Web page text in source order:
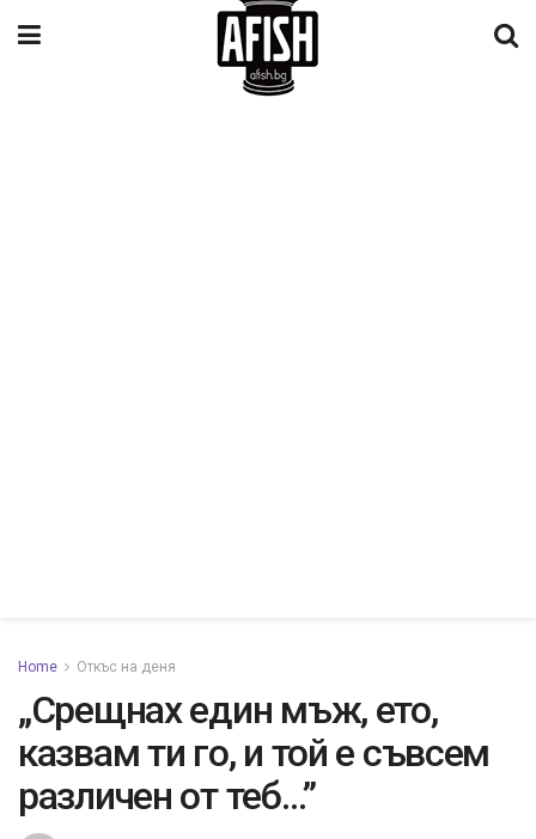
Home Откъс на деня
„Срещнах един мъж, ето,
казвам ти го, и той е съвсем
различен от теб…”